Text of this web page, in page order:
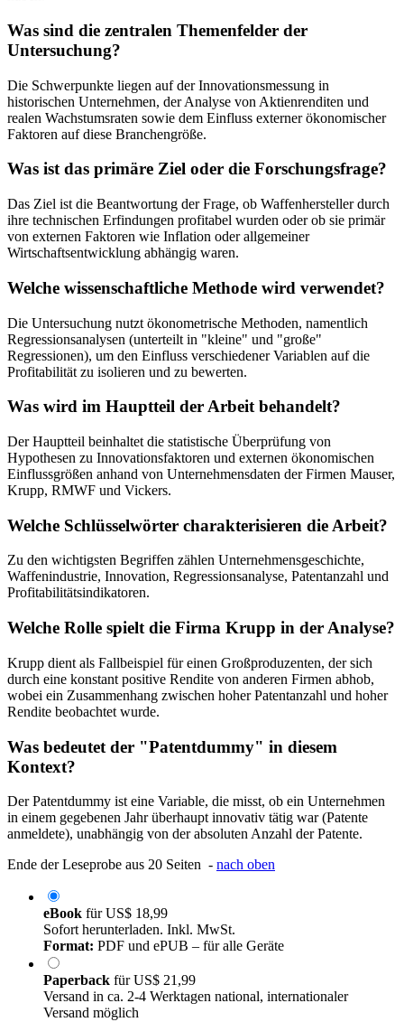
Was sind die zentralen Themenfelder der
Untersuchung?
Die Schwerpunkte liegen auf der Innovationsmessung in
historischen Unternehmen, der Analyse von Aktienrenditen und
realen Wachstumsraten sowie dem Einfluss externer ökonomischer
Faktoren auf diese Branchengröße.
Was ist das primäre Ziel oder die Forschungsfrage?
Das Ziel ist die Beantwortung der Frage, ob Waffenhersteller durch
ihre technischen Erfindungen profitabel wurden oder ob sie primär
von externen Faktoren wie Inflation oder allgemeiner
Wirtschaftsentwicklung abhängig waren.
Welche wissenschaftliche Methode wird verwendet?
Die Untersuchung nutzt ökonometrische Methoden, namentlich
Regressionsanalysen (unterteilt in "kleine" und "große"
Regressionen), um den Einfluss verschiedener Variablen auf die
Profitabilität zu isolieren und zu bewerten.
Was wird im Hauptteil der Arbeit behandelt?
Der Hauptteil beinhaltet die statistische Überprüfung von
Hypothesen zu Innovationsfaktoren und externen ökonomischen
Einflussgrößen anhand von Unternehmensdaten der Firmen Mauser,
Krupp, RMWF und Vickers.
Welche Schlüsselwörter charakterisieren die Arbeit?
Zu den wichtigsten Begriffen zählen Unternehmensgeschichte,
Waffenindustrie, Innovation, Regressionsanalyse, Patentanzahl und
Profitabilitätsindikatoren.
Welche Rolle spielt die Firma Krupp in der Analyse?
Krupp dient als Fallbeispiel für einen Großproduzenten, der sich
durch eine konstant positive Rendite von anderen Firmen abhob,
wobei ein Zusammenhang zwischen hoher Patentanzahl und hoher
Rendite beobachtet wurde.
Was bedeutet der "Patentdummy" in diesem
Kontext?
Der Patentdummy ist eine Variable, die misst, ob ein Unternehmen
in einem gegebenen Jahr überhaupt innovativ tätig war (Patente
anmeldete), unabhängig von der absoluten Anzahl der Patente.
Ende der Leseprobe aus 20 Seiten - nach oben
eBook fürUS$ 18,99
Sofort herunterladen. Inkl. MwSt.
Format: PDF und ePUB – für alle Geräte
Paperback fürUS$ 21,99
Versand in ca. 2-4 Werktagen national, internationaler
Versand möglich